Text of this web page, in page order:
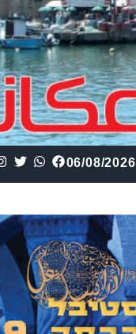
06/08/2026